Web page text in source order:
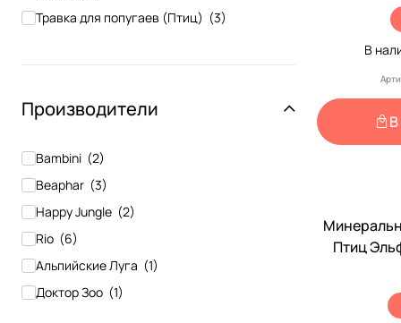
Травка для попугаев (Птиц) (3)
Витамины в период линьки попугаев
Производители
Bambini (2)
Beaphar (3)
Happy Jungle (2)
Rio (6)
Альпийские Луга (1)
Доктор Зоо (1)
В
Птиц